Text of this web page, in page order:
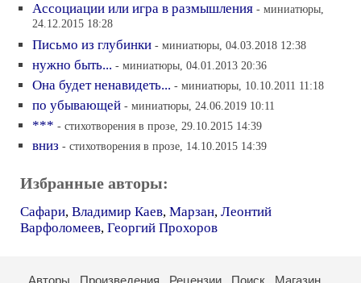
Ассоциации или игра в размышления - миниатюры,
24.12.2015 18:28
Письмо из глубинки - миниатюры, 04.03.2018 12:38
нужно быть... - миниатюры, 04.01.2013 20:36
Она будет ненавидеть... - миниатюры, 10.10.2011 11:18
по убывающей - миниатюры, 24.06.2019 10:11
*** - стихотворения в прозе, 29.10.2015 14:39
вниз - стихотворения в прозе, 14.10.2015 14:39
Избранные авторы:
Сафари, Владимир Каев, Марзан, Леонтий
Варфоломеев, Георгий Прохоров
Авторы Произведения Рецензии Поиск Магазин